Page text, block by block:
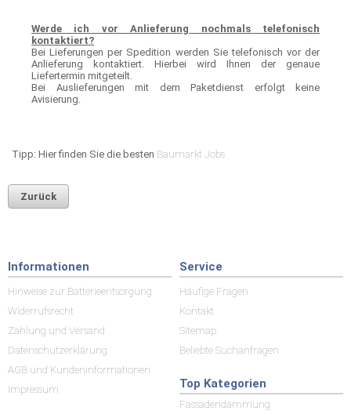
Werde ich vor Anlieferung nochmals telefonisch
kontaktiert?
Bei Lieferungen per Spedition werden Sie telefonisch vor der
Anlieferung kontaktiert. Hierbei wird Ihnen der genaue
Liefertermin mitgeteilt.
Bei Auslieferungen mit dem Paketdienst erfolgt keine
Avisierung.
Tipp: Hier finden Sie die besten Baumarkt Jobs
Zurück
Informationen
Hinweise zur Batterieentsorgung
Widerrufsrecht
Zahlung und Versand
Datenschutzerklärung
AGB und Kundeninformationen
Impressum
Service
Häufige Fragen
Kontakt
Sitemap
Beliebte Suchanfragen
Top Kategorien
Fassadendämmung